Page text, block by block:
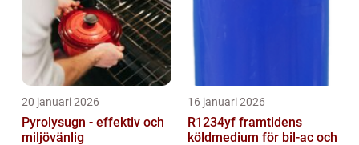
20 januari 2026
Pyrolysugn - effektiv och
miljövänlig
16 januari 2026
R1234yf framtidens
köldmedium för bil-ac och